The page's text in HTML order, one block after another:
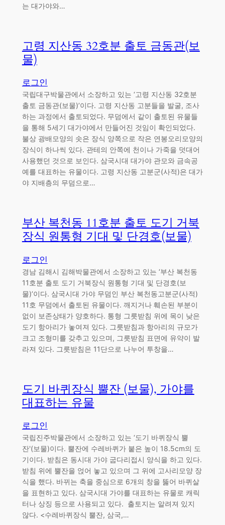
는 대가야와…
고령 지산동 32호분 출토 금동관(보
물)
로그인
국립대구박물관에서 소장하고 있는 ‘고령 지산동 32호분
출토 금동관(보물)’이다. 고령 지산동 고분들을 발굴, 조사
하는 과정에서 출토되었다. 무덤에서 같이 출토된 유물들
을 통해 5세기 대가야에서 만들어진 것임이 확인되었다.
불상 광배모양의 솟은 장식 양쪽으로 작은 연봉오리모양의
장식이 하나씩 있다. 관테의 안쪽에 천이나 가죽을 덧대어
사용했던 것으로 보인다. 삼국시대 대가야 관모와 금속공
예를 대표하는 유물이다. 고령 지산동 고분군(사적)은 대가
야 지배층의 무덤으로…
부산 복천동 11호분 출토 도기 거북
장식 원통형 기대 및 단경호(보물)
로그인
경남 김해시 김해박물관에서 소장하고 있는 ‘부산 복천동
11호분 출토 도기 거북장식 원통형 기대 및 단경호(보
물)’이다. 삼국시대 가야 무덤인 부산 복천동고분군(사적)
11호 무덤에서 출토된 유물이다. 깨지거나 훼손된 부분이
없이 보존상태가 양호하다. 통형 그릇받침 위에 목이 낮은
도기 항아리가 놓여져 있다. 그릇받침과 항아리의 규모가
크고 조형미를 갖추고 있으며, 그릇받침 표면에 유약이 발
라져 있다. 그릇받침은 11단으로 나누어 투창을…
도기 바퀴장식 뿔잔 (보물), 가야를
대표하는 유물
로그인
국립진주박물관에서 소장하고 있는 ‘도기 바퀴장식 뿔
잔'(보물)이다. 뿔잔에 수레바퀴가 붙은 높이 18.5cm의 도
기이다. 받침은 동시대 가야 굽다리접시 양식을 하고 있다.
받침 위에 뿔잔을 얹어 놓고 있으며 그 위에 고사리모양 장
식을 했다. 바뀌는 축을 중심으로 6개의 창을 뚫어 바퀴살
을 표현하고 있다. 삼국시대 가야를 대표하는 유물로 캐릭
터나 상징 등으로 사용되고 있다. 출토지는 알려져 있지
않다. <수레바퀴장식 뿔잔, 삼국,…